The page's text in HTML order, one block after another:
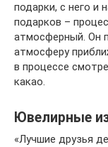
подарки, с него и
подарков –
атмосферный. Он
атмосферу
в процессе
какао.
Ювелирные
«Лучшие друзья